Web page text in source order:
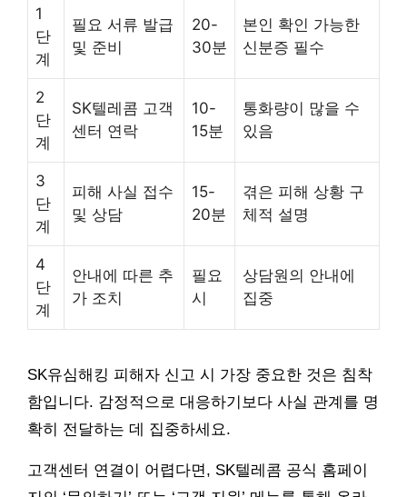
1
단
계
필요 서류 발급
및 준비
20-
30분
본인 확인 가능한
신분증 필수
2
단
계
SK텔레콤 고객
센터 연락
10-
15분
통화량이 많을 수
있음
3
단
계
피해 사실 접수
및 상담
15-
20분
겪은 피해 상황 구
체적 설명
4
단
계
안내에 따른 추
가 조치
필요
시
상담원의 안내에
집중
SK유심해킹 피해자 신고 시 가장 중요한 것은 침착
함입니다. 감정적으로 대응하기보다 사실 관계를 명
확히 전달하는 데 집중하세요.
고객센터 연결이 어렵다면, SK텔레콤 공식 홈페이